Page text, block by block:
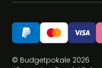
© Budgetpokale 2026